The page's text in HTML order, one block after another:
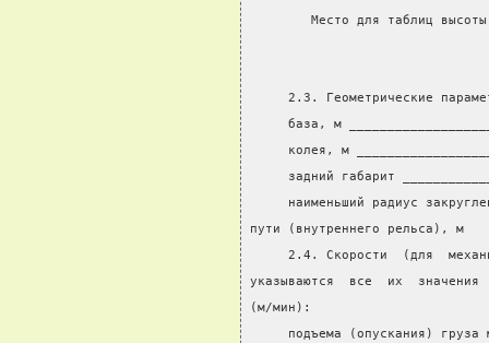
Место для таблиц
2.3. Геометрические
база, м
колея, м
задний габарит
наименьший радиус
пути (внутреннего рельса), м
2.4. Скорости  (для
указываются  все  их
(м/мин):
подъема (опускания) груза